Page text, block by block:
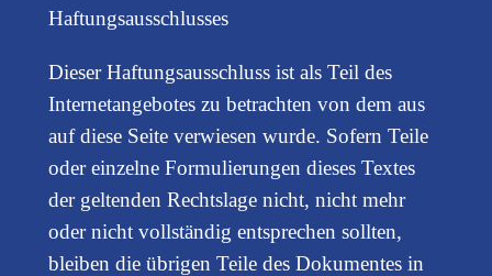
Haftungsausschlusses
Dieser Haftungsausschluss ist als Teil des
Internetangebotes zu betrachten von dem aus
auf diese Seite verwiesen wurde. Sofern Teile
oder einzelne Formulierungen dieses Textes
der geltenden Rechtslage nicht, nicht mehr
oder nicht vollständig entsprechen sollten,
bleiben die übrigen Teile des Dokumentes in